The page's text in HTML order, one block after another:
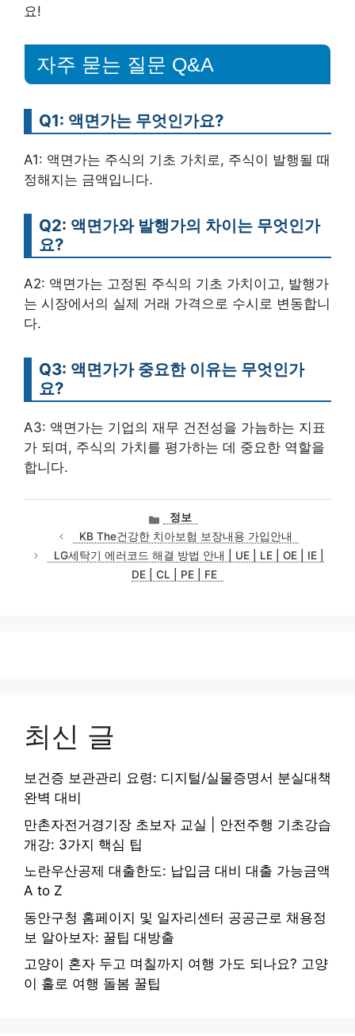
요!
자주 묻는 질문 Q&A
Q1: 액면가는 무엇인가요?
A1: 액면가는 주식의 기초 가치로, 주식이 발행될 때
정해지는 금액입니다.
Q2: 액면가와 발행가의 차이는 무엇인가
요?
A2: 액면가는 고정된 주식의 기초 가치이고, 발행가
는 시장에서의 실제 거래 가격으로 수시로 변동합니
다.
Q3: 액면가가 중요한 이유는 무엇인가
요?
A3: 액면가는 기업의 재무 건전성을 가늠하는 지표
가 되며, 주식의 가치를 평가하는 데 중요한 역할을
합니다.
카
테
고
리
정보
KB The건강한 치아보험 보장내용 가입안내
LG세탁기 에러코드 해결 방법 안내 | UE | LE | OE | IE |
DE | CL | PE | FE
최신 글
보건증 보관관리 요령: 디지털/실물증명서 분실대책
완벽 대비
만촌자전거경기장 초보자 교실 | 안전주행 기초강습
개강: 3가지 핵심 팁
노란우산공제 대출한도: 납입금 대비 대출 가능금액
A to Z
동안구청 홈페이지 및 일자리센터 공공근로 채용정
보 알아보자: 꿀팁 대방출
고양이 혼자 두고 며칠까지 여행 가도 되나요? 고양
이 홀로 여행 돌봄 꿀팁